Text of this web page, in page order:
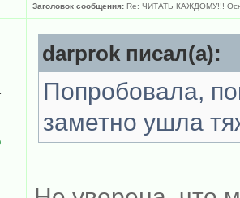
Заголовок сообщения: Re: ЧИТАТЬ КАЖДОМУ!!!
darprok писал(а):
Попробовала,
заметно ушла